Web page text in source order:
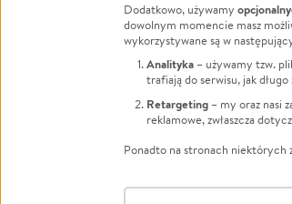
LinkedInTikTok Youtube
Dodatkowo, używamy
dowolnym momencie masz
wykorzystywane są w
Analityka – używamy tzw.
trafiają do serwisu, jak
Retargeting – my oraz nasi
reklamowe, zwłaszcza
Ponadto na stronach niektórych